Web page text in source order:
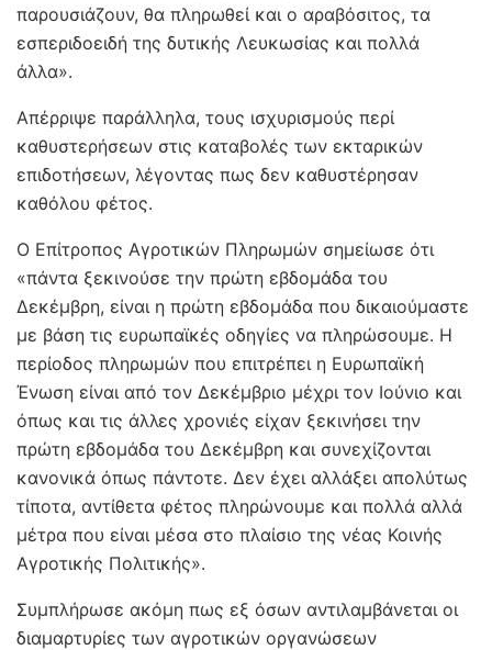
παρουσιάζουν, θα πληρωθεί και ο αραβόσιτος, τα
εσπεριδοειδή της δυτικής Λευκωσίας και πολλά
άλλα».
Απέρριψε παράλληλα, τους ισχυρισμούς περί
καθυστερήσεων στις καταβολές των εκταρικών
επιδοτήσεων, λέγοντας πως δεν καθυστέρησαν
καθόλου φέτος.
Ο Επίτροπος Αγροτικών Πληρωμών σημείωσε ότι
«πάντα ξεκινούσε την πρώτη εβδομάδα του
Δεκέμβρη, είναι η πρώτη εβδομάδα που δικαιούμαστε
με βάση τις ευρωπαϊκές οδηγίες να πληρώσουμε. Η
περίοδος πληρωμών που επιτρέπει η Ευρωπαϊκή
Ένωση είναι από τον Δεκέμβριο μέχρι τον Ιούνιο και
όπως και τις άλλες χρονιές είχαν ξεκινήσει την
πρώτη εβδομάδα του Δεκέμβρη και συνεχίζονται
κανονικά όπως πάντοτε. Δεν έχει αλλάξει απολύτως
τίποτα, αντίθετα φέτος πληρώνουμε και πολλά αλλά
μέτρα που είναι μέσα στο πλαίσιο της νέας Κοινής
Αγροτικής Πολιτικής».
Συμπλήρωσε ακόμη πως εξ όσων αντιλαμβάνεται οι
διαμαρτυρίες των αγροτικών οργανώσεων